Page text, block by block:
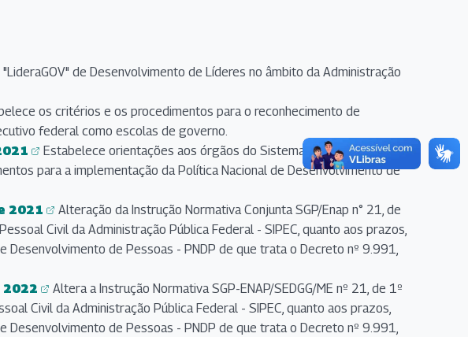
"LideraGOV" de Desenvolvimento de Líderes no âmbito da Administração
os critérios e os procedimentos para o reconhecimento de
federal como escolas de governo.
Estabelece orientações aos órgãos do Sistema de Pessoal Civil da
para a implementação da Política Nacional de Desenvolvimento de
2021
Alteração da Instrução Normativa Conjunta SGP/Enap n° 21, de
Civil da Administração Pública Federal - SIPEC, quanto aos prazos,
de Pessoas - PNDP de que trata o Decreto nº 9.991,
2022
Altera a Instrução Normativa SGP-ENAP/SEDGG/ME nº 21, de 1º
Civil da Administração Pública Federal - SIPEC, quanto aos prazos,
de Pessoas - PNDP de que trata o Decreto nº 9.991,